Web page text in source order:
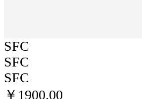
SFC
SFC
SFC
￥1900.00